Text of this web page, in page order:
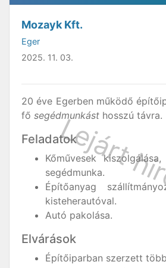
Mozayk Kft.
Eger
2025. 11. 03.
20 éve Egerben működő
fő segédmunkást hosszú távra.
Feladatok
Kőművesek
segédmunka.
Építőanyag
kisteherautóval.
Autó pakolása.
Elvárások
Építőiparban szerzett